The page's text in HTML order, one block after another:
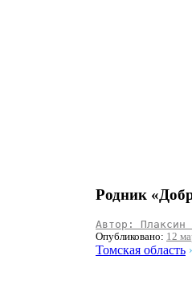
Родник
Автор: Плаксин
Опубликовано: 12
Томская область